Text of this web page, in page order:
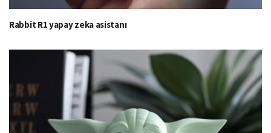
Rabbit R1 yapay zeka asistanı